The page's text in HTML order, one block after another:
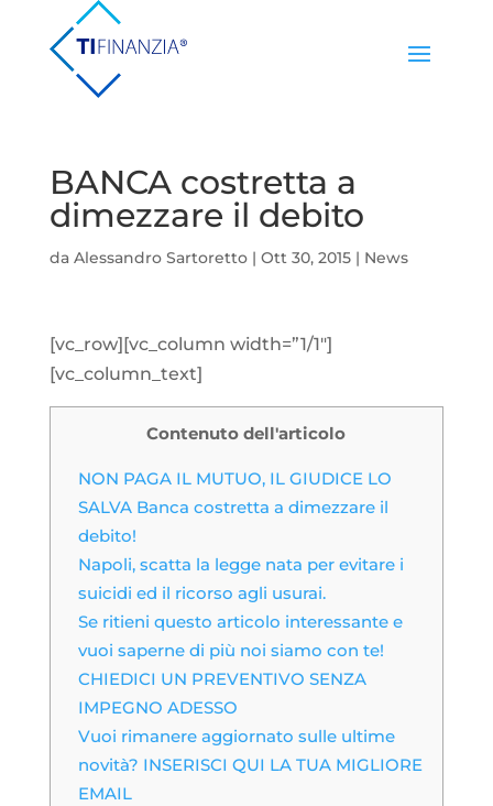
BANCA costretta a
dimezzare il debito
da Alessandro Sartoretto| Ott 30, 2015| News
[vc_row][vc_column width=”1/1″]
[vc_column_text]
Contenuto dell'articolo
NON PAGA IL MUTUO, IL GIUDICE LO
SALVA Banca costretta a dimezzare il
debito!
Napoli, scatta la legge nata per evitare i
suicidi ed il ricorso agli usurai.
Se ritieni questo articolo interessante e
vuoi saperne di più noi siamo con te!
CHIEDICI UN PREVENTIVO SENZA
IMPEGNO ADESSO
Vuoi rimanere aggiornato sulle ultime
novità? INSERISCI QUI LA TUA MIGLIORE
EMAIL